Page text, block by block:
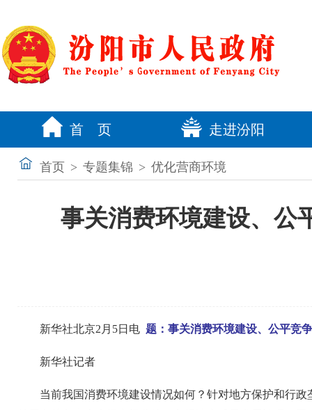
首 页 走进汾阳
首页 > 专题集锦 > 优化营商环境
事关消费环境建设、公
新华社北京2月5日电 题：事关消费环境建设、公平竞
新华社记者
当前我国消费环境建设情况如何？针对地方保护和行